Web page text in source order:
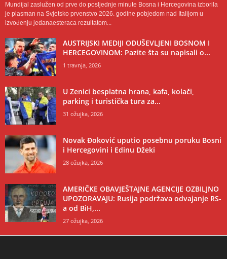
Mundijal zaslužen od prve do posljednje minute Bosna i Hercegovina izborila
je plasman na Svjetsko prvenstvo 2026. godine pobjedom nad Italijom u
izvođenju jedanaesteraca rezultatom...
AUSTRIJSKI MEDIJI ODUŠEVLJENI BOSNOM I
HERCEGOVINOM: Pazite šta su napisali o...
1 travnja, 2026
U Zenici besplatna hrana, kafa, kolači,
parking i turistička tura za...
31 ožujka, 2026
Novak Đoković uputio posebnu poruku Bosni
i Hercegovini i Edinu Džeki
28 ožujka, 2026
AMERIČKE OBAVJEŠTAJNE AGENCIJE OZBILJNO
UPOZORAVAJU: Rusija podržava odvajanje RS-
a od BiH,...
27 ožujka, 2026